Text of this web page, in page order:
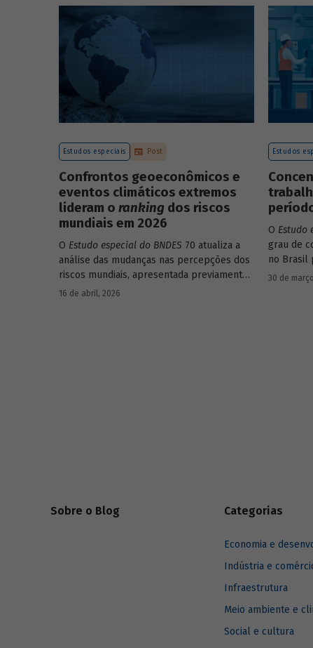
endividamento e alavancagem.
BNDES 74.
Estudos especiais Post
Confrontos geoeconômicos e
eventos climáticos extremos
lideram o ranking dos riscos
mundiais em 2026
O Estudo especial do BNDES 70 atualiza a
análise das mudanças nas percepções dos
riscos mundiais, apresentada previamente
na edição 54/2025, a partir dos relatórios
16 de abril, 2026
Estudos
O Estudo
grau de
no Brasil
30 de
Sobre o Blog Categorias
Economia e
Indústria e
Infraestrutura
Meio ambiente e
Social e cultura